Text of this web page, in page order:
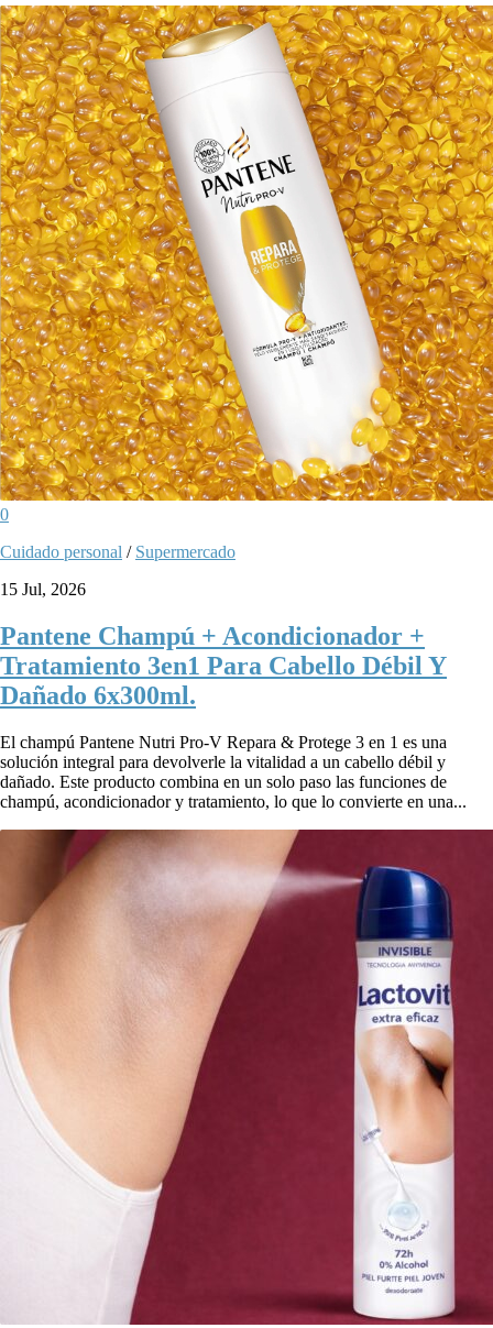
0
Cuidado personal / Supermercado
15 Jul, 2026
Pantene Champú + Acondicionador +
Tratamiento 3en1 Para Cabello Débil Y
Dañado 6x300ml.
El champú Pantene Nutri Pro-V Repara & Protege 3 en 1 es una
solución integral para devolverle la vitalidad a un cabello débil y
dañado. Este producto combina en un solo paso las funciones de
champú, acondicionador y tratamiento, lo que lo convierte en una...